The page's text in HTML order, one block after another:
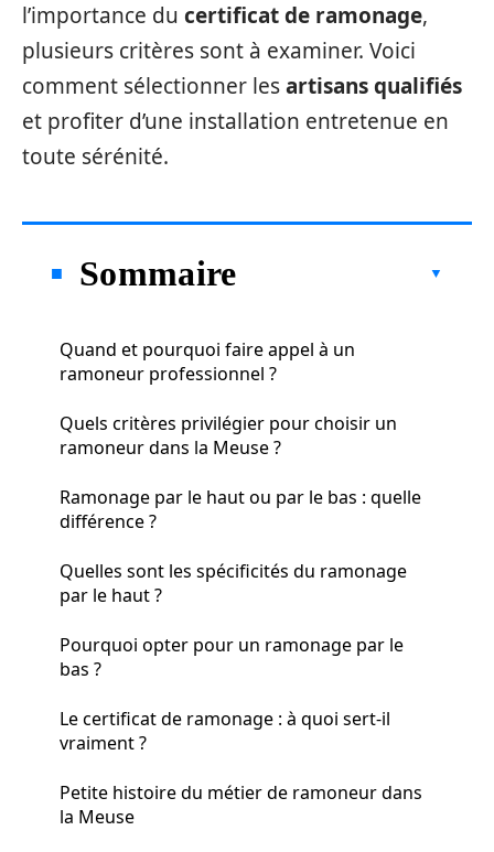
l’importance du certificat de ramonage,
plusieurs critères sont à examiner. Voici
comment sélectionner lesartisans qualifiés
et profiter d’une installation entretenue en
toute sérénité.
Sommaire
Quand et pourquoi faire appel à un
ramoneur professionnel ?
Quels critères privilégier pour choisir un
ramoneur dans la Meuse ?
Ramonage par le haut ou par le bas : quelle
différence ?
Quelles sont les spécificités du ramonage
par le haut ?
Pourquoi opter pour un ramonage par le
bas ?
Le certificat de ramonage : à quoi sert-il
vraiment ?
Petite histoire du métier de ramoneur dans
la Meuse